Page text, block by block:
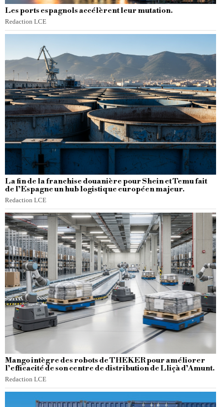
Les ports espagnols accélèrent leur mutation.
Redaction LCE
La fin de la franchise douanière pour Shein et Temu fait
de l’Espagne un hub logistique européen majeur.
Redaction LCE
Mango intègre des robots de THEKER pour améliorer
l’efficacité de son centre de distribution de Lliçà d’Amunt.
Redaction LCE